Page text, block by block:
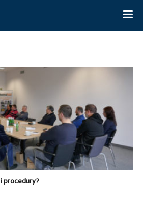
procedury?